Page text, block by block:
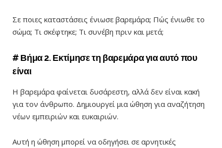
Σε ποιες καταστάσεις ένιωσε βαρεμάρα; Πώς ένιωθε το
σώμα; Τι σκέφτηκε; Τι συνέβη πριν και μετά;
# Βήμα 2. Εκτίμησε τη βαρεμάρα για αυτό που
είναι
Η βαρεμάρα φαίνεται δυσάρεστη, αλλά δεν είναι κακή
για τον άνθρωπο. Δημιουργεί μια ώθηση για αναζήτηση
νέων εμπειριών και ευκαιριών.
Αυτή η ώθηση μπορεί να οδηγήσει σε αρνητικές